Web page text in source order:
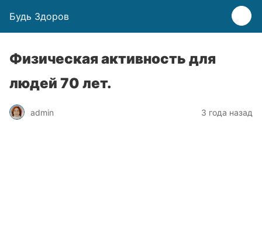
Будь Здоров
Физическая активность для
людей 70 лет.
admin 3 года назад